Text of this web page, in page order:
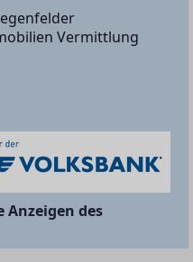
Vermittlung
Anzeigen des